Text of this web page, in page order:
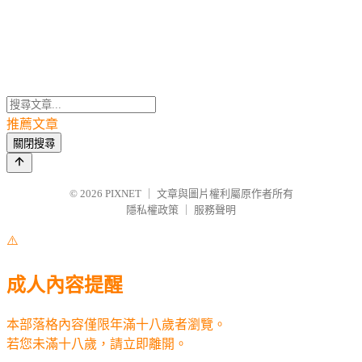
推薦文章
關閉搜尋
© 2026 PIXNET
文章與圖片權利屬原作者所有
隱私權政策
服務聲明
⚠️
成人內容提醒
本部落格內容僅限年滿十八歲者瀏覽。
若您未滿十八歲，請立即離開。